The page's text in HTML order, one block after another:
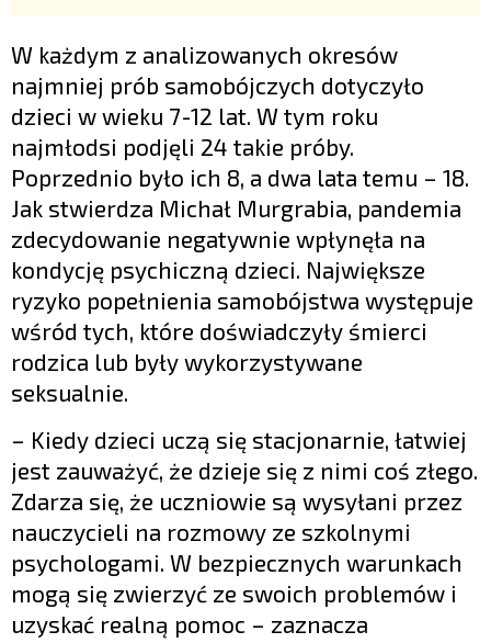
W każdym z analizowanych okresów
najmniej prób samobójczych dotyczyło
dzieci w wieku 7-12 lat. W tym roku
najmłodsi podjęli 24 takie próby.
Poprzednio było ich 8, a dwa lata temu – 18.
Jak stwierdza Michał Murgrabia, pandemia
zdecydowanie negatywnie wpłynęła na
kondycję psychiczną dzieci. Największe
ryzyko popełnienia samobójstwa występuje
wśród tych, które doświadczyły śmierci
rodzica lub były wykorzystywane
seksualnie.
– Kiedy dzieci uczą się stacjonarnie, łatwiej
jest zauważyć, że dzieje się z nimi coś złego.
Zdarza się, że uczniowie są wysyłani przez
nauczycieli na rozmowy ze szkolnymi
psychologami. W bezpiecznych warunkach
mogą się zwierzyć ze swoich problemów i
uzyskać realną pomoc – zaznacza